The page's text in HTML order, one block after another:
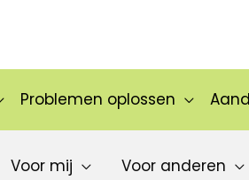
Problemen oplossen
Voor mij Voor anderen